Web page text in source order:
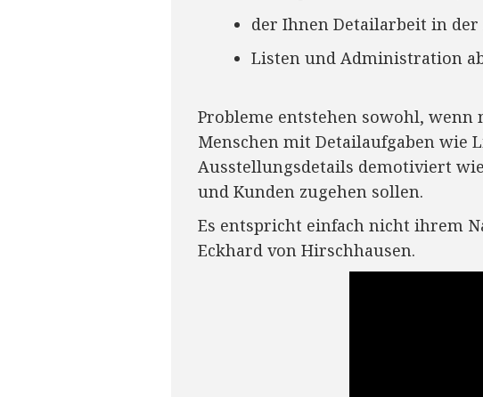
der Ihnen Detailarbeit in
Listen und Administration
Probleme entstehen sowohl,
Menschen mit Detailaufgaben wie
Ausstellungsdetails demotiviert
und Kunden zugehen sollen.
Es entspricht einfach nicht ihrem
Eckhard von Hirschhausen.